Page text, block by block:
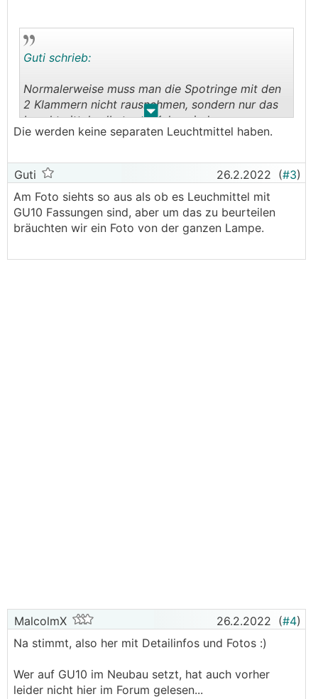
. .
Guti schrieb:
Normalerweise muss man die Spotringe mit den
2 Klammern nicht rausnehmen, sondern nur das
Leuchtmittel selbst rausziehen, indem man
vorher den Haltering entfernt.
Die werden keine separaten Leuchtmittel haben.
Guti 26.2.2022 (#3)
Am Foto siehts so aus als ob es Leuchmittel mit
GU10 Fassungen sind, aber um das zu beurteilen
bräuchten wir ein Foto von der ganzen Lampe.
MalcolmX 26.2.2022 (#4)
Na stimmt, also her mit Detailinfos und Fotos :)
Wer auf GU10 im Neubau setzt, hat auch vorher
leider nicht hier im Forum gelesen...